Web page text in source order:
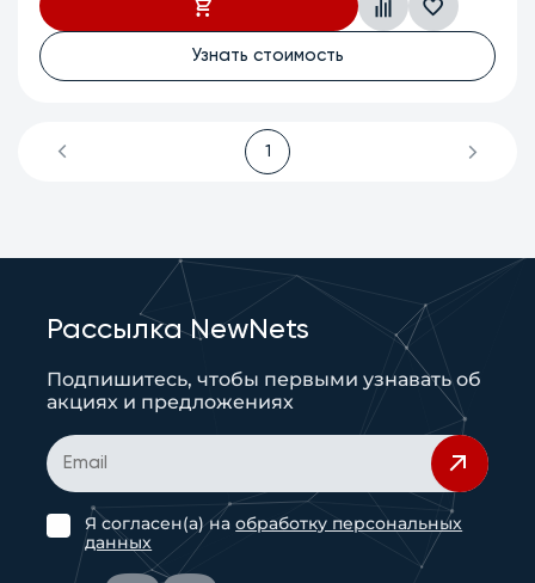
Узнать стоимость
1
Рассылка NewNets
Подпишитесь, чтобы первыми узнавать об
акциях и предложениях
Я согласен(а) наобработку персональных
данных